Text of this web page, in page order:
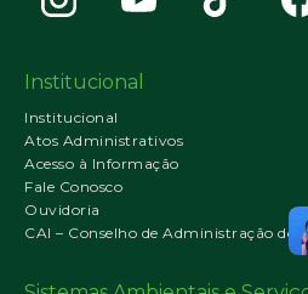
Institucional
Institucional
Atos Administrativos
Acesso à Informação
Fale Conosco
Ouvidoria
CAI – Conselho de Administração do